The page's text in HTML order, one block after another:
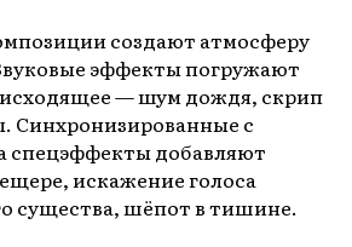
создают атмосферу
эффекты погружают
— шум дождя, скрип
Синхронизированные с
спецэффекты добавляют
искажение голоса
существа, шёпот в тишине.